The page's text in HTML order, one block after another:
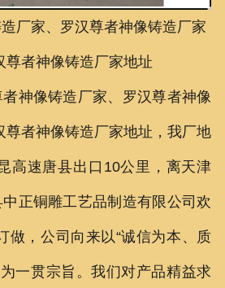
厂家、罗汉尊者神像铸造厂家
尊者神像铸造厂家地址
神像铸造厂家、 罗汉尊者神像
尊者神像铸造厂家地址 ，我厂地
高速唐县出口10公里，离天津
正铜雕工艺品制造有限公司欢
做，公司向来以“诚信为本、质
一贯宗旨。我们对产品精益求